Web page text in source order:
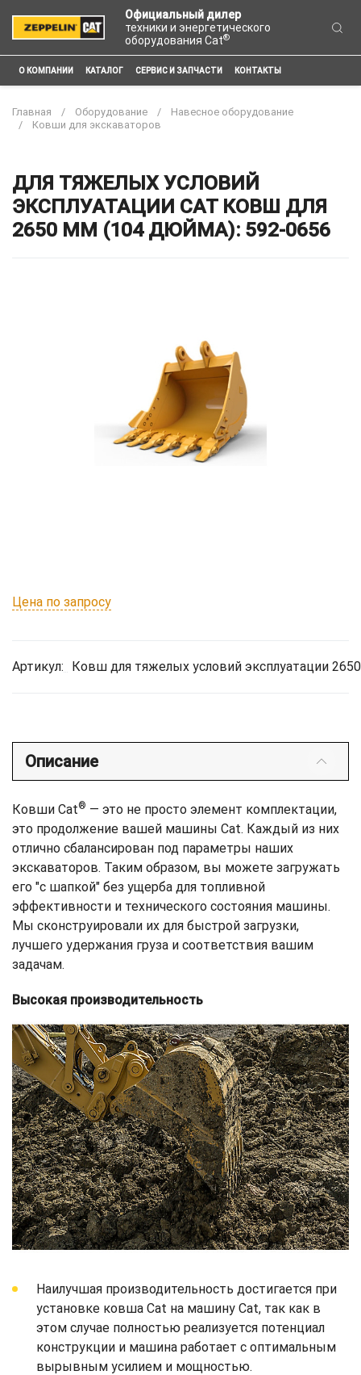
Официальный дилер
техники и энергетического
оборудования Cat®
О КОМПАНИИ КАТАЛОГ СЕРВИС И ЗАПЧАСТИ КОНТАКТЫ
Главная Оборудование
Навесное оборудование
Ковши для экскаваторов
ДЛЯ ТЯЖЕЛЫХ УСЛОВИЙ
ЭКСПЛУАТАЦИИ CAT КОВШ ДЛЯ
2650 ММ (104 ДЮЙМА): 592-0656
Цена по запросу
Артикул: Ковш для тяжелых условий эксплуатации
Описание
Ковши Cat® — это не просто элемент комплектации,
это продолжение вашей машины Cat. Каждый из них
отлично сбалансирован под параметры наших
экскаваторов. Таким образом, вы можете загружать
его "с шапкой" без ущерба для топливной
эффективности и технического состояния машины.
Мы сконструировали их для быстрой загрузки,
лучшего удержания груза и соответствия вашим
задачам.
Высокая производительность
Наилучшая производительность достигается при
установке ковша Cat на машину Cat, так как в
этом случае полностью реализуется потенциал
конструкции и машина работает с оптимальным
вырывным усилием и мощностью.